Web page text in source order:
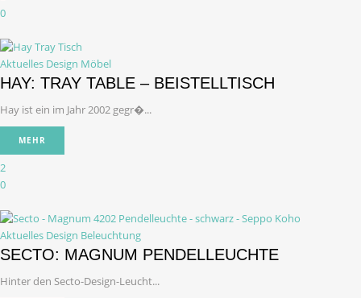
0
Aktuelles Design Möbel
HAY: TRAY TABLE – BEISTELLTISCH
Hay ist ein im Jahr 2002 gegr�...
MEHR
2
0
Aktuelles Design Beleuchtung
SECTO: MAGNUM PENDELLEUCHTE
Hinter den Secto-Design-Leucht...